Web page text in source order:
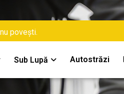
povești.
Sub Lupă Autostrăzi